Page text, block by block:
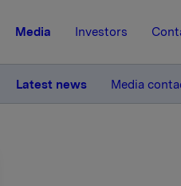
Media Investors
Latest news Media